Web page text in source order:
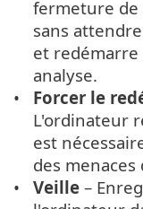
fermeture de
sans
et
analyse.
Forcer le
L'ordinateur
est
des menaces
Veille –